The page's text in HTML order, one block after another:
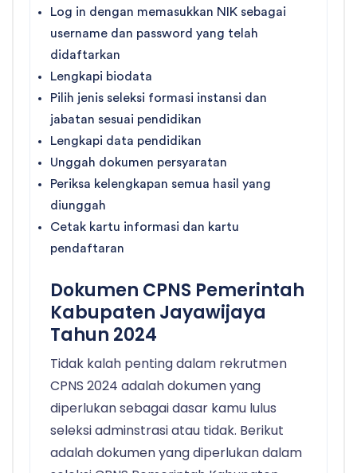
Log in dengan memasukkan NIK sebagai
username dan password yang telah
didaftarkan
Lengkapi biodata
Pilih jenis seleksi formasi instansi dan
jabatan sesuai pendidikan
Lengkapi data pendidikan
Unggah dokumen persyaratan
Periksa kelengkapan semua hasil yang
diunggah
Cetak kartu informasi dan kartu
pendaftaran
Dokumen CPNS Pemerintah
Kabupaten Jayawijaya
Tahun 2024
Tidak kalah penting dalam rekrutmen
CPNS 2024 adalah dokumen yang
diperlukan sebagai dasar kamu lulus
seleksi adminstrasi atau tidak. Berikut
adalah dokumen yang diperlukan dalam